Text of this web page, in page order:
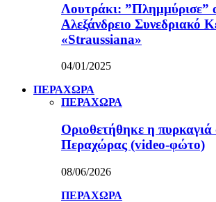
Λουτράκι: ”Πλημμύρισε”
Αλεξάνδρειο Συνεδριακό
«Straussiana»
04/01/2025
ΠΕΡΑΧΩΡΑ
ΠΕΡΑΧΩΡΑ
Οριοθετήθηκε η
Περαχώρας (video-φώτο)
08/06/2026
ΠΕΡΑΧΩΡΑ